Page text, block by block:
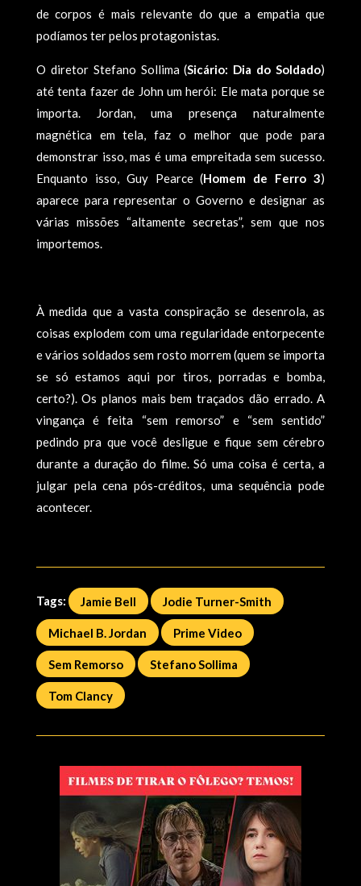
de corpos é mais relevante do que a empatia que
podíamos ter pelos protagonistas.
O diretor Stefano Sollima (Sicário: Dia do Soldado)
até tenta fazer de John um herói: Ele mata porque se
importa. Jordan, uma presença naturalmente
magnética em tela, faz o melhor que pode para
demonstrar isso, mas é uma empreitada sem sucesso.
Enquanto isso, Guy Pearce (Homem de Ferro 3)
aparece para representar o Governo e designar as
várias missões “altamente secretas”, sem que nos
importemos.
À medida que a vasta conspiração se desenrola, as
coisas explodem com uma regularidade entorpecente
e vários soldados sem rosto morrem (quem se importa
se só estamos aqui por tiros, porradas e bomba,
certo?). Os planos mais bem traçados dão errado. A
vingança é feita “sem remorso” e “sem sentido”
pedindo pra que você desligue e fique sem cérebro
durante a duração do filme. Só uma coisa é certa, a
julgar pela cena pós-créditos, uma sequência pode
acontecer.
Tags: Jamie Bell Jodie Turner-Smith
Michael B. Jordan Prime Video
Sem Remorso Stefano Sollima
Tom Clancy